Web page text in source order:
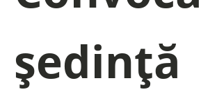
ședință